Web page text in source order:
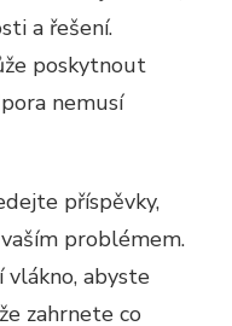
a řešení.
poskytnout
nemusí
příspěvky,
problémem.
abyste
zahrnete co